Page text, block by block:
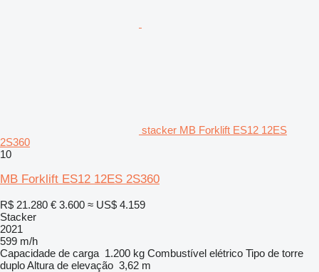
stacker MB Forklift ES12 12ES
2S360
10
MB Forklift ES12 12ES 2S360
R$ 21.280 € 3.600 ≈ US$ 4.159
Stacker
2021
599 m/h
Capacidade de carga 1.200 kg Combustível elétrico Tipo de torre
duploAltura de elevação 3,62 m